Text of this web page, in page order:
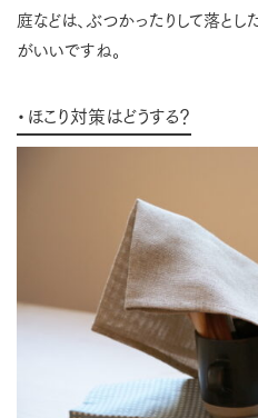
庭などは、ぶつかったりして落と
がいいですね。
・ほこり対策はどうする？